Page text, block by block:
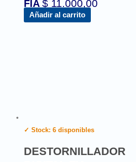
FIA $ 11.000,00
Añadir al carrito
✓ Stock: 6 disponibles
DESTORNILLADOR